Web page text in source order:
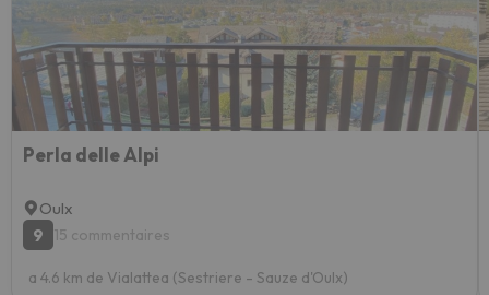
Perla delle Alpi
Oulx
9
15 commentaires
a 4.6 km de Vialattea (Sestriere - Sauze d'Oulx)